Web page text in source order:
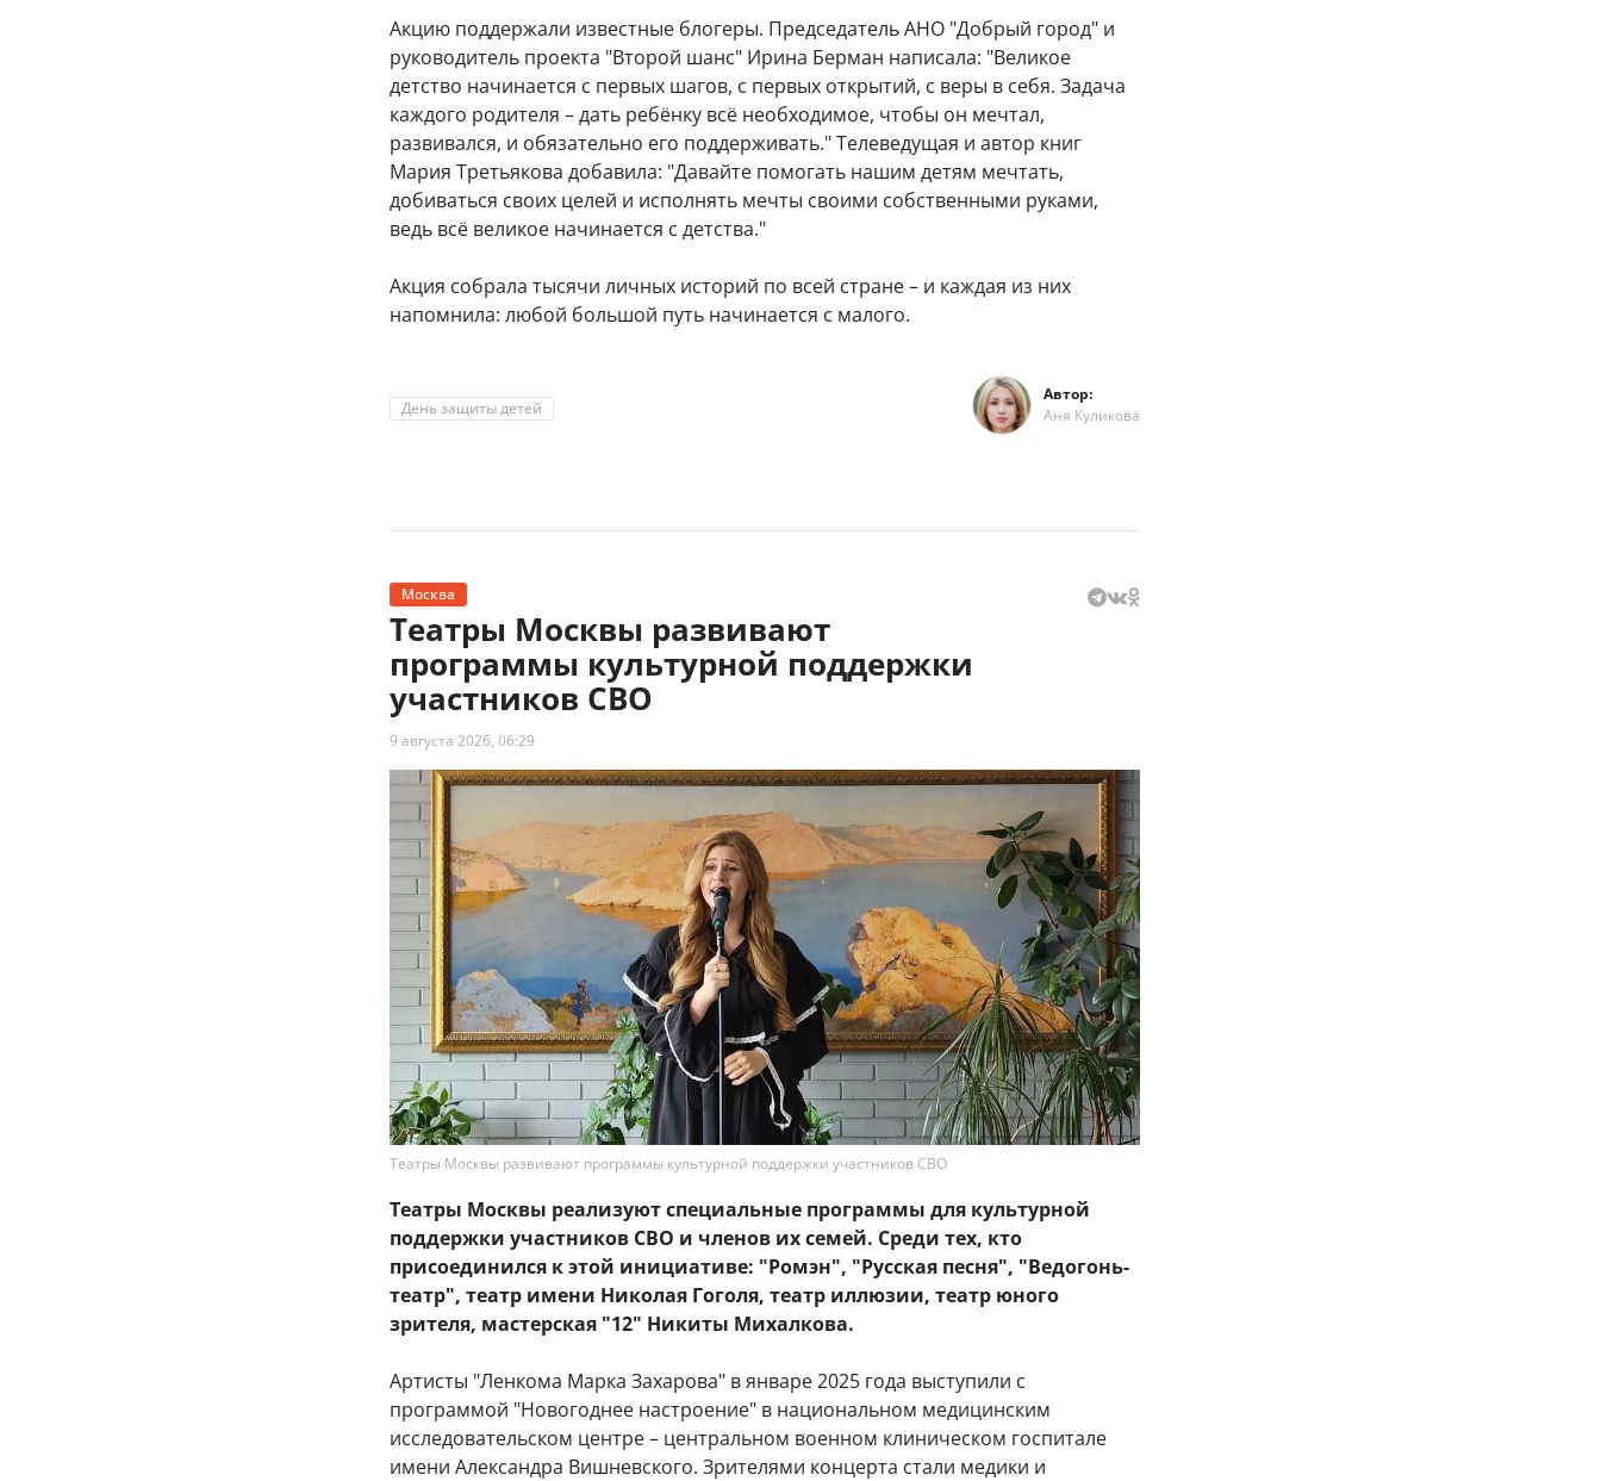
Акцию поддержали известные блогеры. Председатель АНО "Добрый город" и
руководитель проекта "Второй шанс" Ирина Берман написала: "Великое
детство начинается с первых шагов, с первых открытий, с веры в себя. Задача
каждого родителя – дать ребёнку всё необходимое, чтобы он мечтал,
развивался, и обязательно его поддерживать." Телеведущая и автор книг
Мария Третьякова добавила: "Давайте помогать нашим детям мечтать,
добиваться своих целей и исполнять мечты своими собственными руками,
ведь всё великое начинается с детства."
Акция собрала тысячи личных историй по всей стране – и каждая из них
напомнила: любой большой путь начинается с малого.
День защиты детей
Автор:
Аня Куликова
Москва
Театры Москвы развивают
программы культурной поддержки
участников СВО
9 августа 2026, 06:29
Театры Москвы развивают программы культурной поддержки участников СВО
Театры Москвы реализуют специальные программы для культурной
поддержки участников СВО и членов их семей. Среди тех, кто
присоединился к этой инициативе: "Ромэн", "Русская песня", "Ведогонь-
театр", театр имени Николая Гоголя, театр иллюзии, театр юного
зрителя, мастерская "12" Никиты Михалкова.
Артисты "Ленкома Марка Захарова" в январе 2025 года выступили с
программой "Новогоднее настроение" в национальном медицинским
исследовательском центре – центральном военном клиническом госпитале
имени Александра Вишневского. Зрителями концерта стали медики и